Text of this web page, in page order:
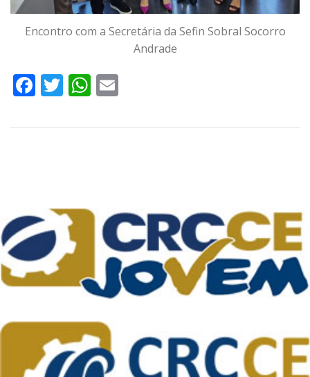
Encontro com a Secretária da Sefin Sobral Socorro
Andrade
Facebook
TwitterWhatsApp